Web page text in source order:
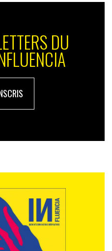
DU